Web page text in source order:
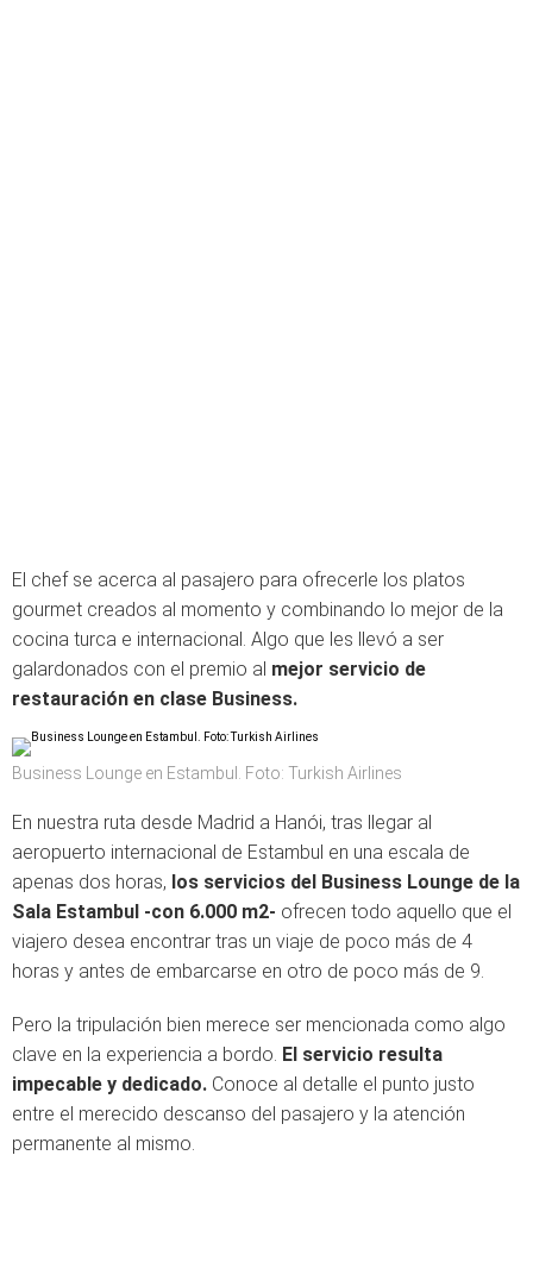
El chef se acerca al pasajero para ofrecerle los platos
gourmet creados al momento y combinando lo mejor de la
cocina turca e internacional. Algo que les llevó a ser
galardonados con el premio al mejor servicio de
restauración en clase Business.
Business Lounge en Estambul. Foto: Turkish Airlines
En nuestra ruta desde Madrid a Hanói, tras llegar al
aeropuerto internacional de Estambul en una escala de
apenas dos horas, los servicios del Business Lounge de la
Sala Estambul -con 6.000 m2- ofrecen todo aquello que el
viajero desea encontrar tras un viaje de poco más de 4
horas y antes de embarcarse en otro de poco más de 9.
Pero la tripulación bien merece ser mencionada como algo
clave en la experiencia a bordo. El servicio resulta
impecable y dedicado. Conoce al detalle el punto justo
entre el merecido descanso del pasajero y la atención
permanente al mismo.